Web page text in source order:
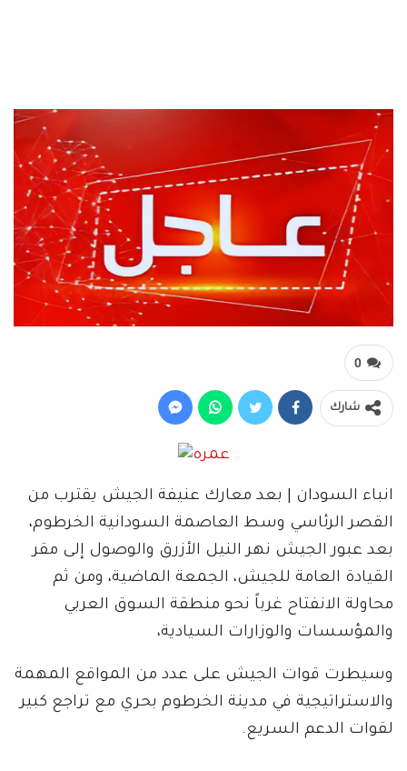
0
شارك
انباء السودان | بعد معارك عنيفة الجيش يقترب من
القصر الرئاسي وسط العاصمة السودانية الخرطوم،
بعد عبور الجيش نهر النيل الأزرق والوصول إلى مقر
القيادة العامة للجيش، الجمعة الماضية، ومن ثم
محاولة الانفتاح غرباً نحو منطقة السوق العربي
والمؤسسات والوزارات السيادية،
وسيطرت قوات الجيش على عدد من المواقع المهمة
والاستراتيجية في مدينة الخرطوم بحري مع تراجع كبير
لقوات الدعم السريع.